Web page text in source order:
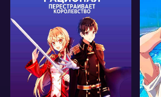
50936
19 265